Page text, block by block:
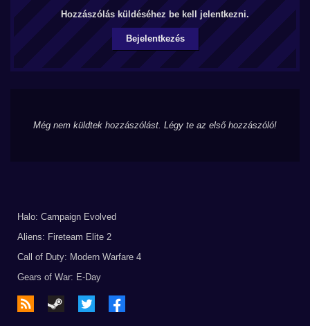
Hozzászólás küldéséhez be kell jelentkezni.
Bejelentkezés
Még nem küldtek hozzászólást. Légy te az első hozzászóló!
Halo: Campaign Evolved
Aliens: Fireteam Elite 2
Call of Duty: Modern Warfare 4
Gears of War: E-Day